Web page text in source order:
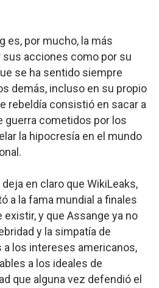
es, por mucho, la más
acciones como por su
se ha sentido siempre
demás, incluso en su propio
rebeldía consistió en sacar a
guerra cometidos por los
la hipocresía en el mundo
en claro que WikiLeaks,
a la fama mundial a finales
existir, y que Assange ya no
y la simpatía de
los intereses americanos,
a los ideales de
que alguna vez defendió el